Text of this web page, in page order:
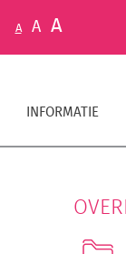
A A A
INFORMATIE